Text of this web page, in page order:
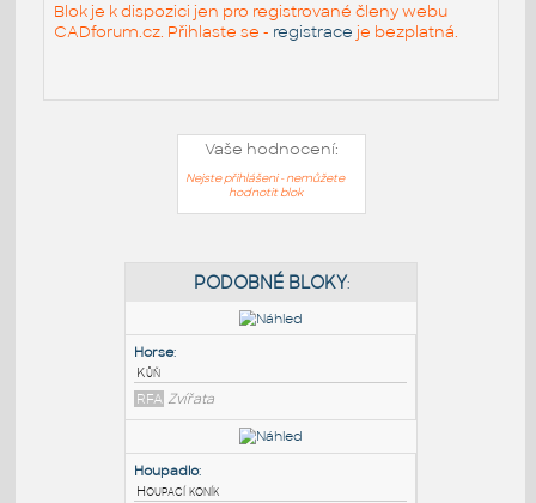
Blok je k dispozici jen pro registrované členy webu
CADforum.cz. Přihlaste se - registrace je bezplatná.
Vaše hodnocení:
Nejste přihlášeni - nemůžete
hodnotit blok